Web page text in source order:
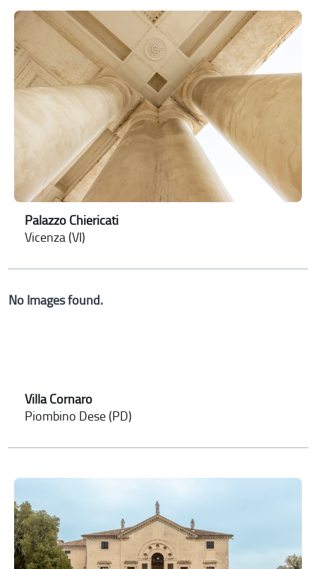
Palazzo Chiericati
Vicenza (VI)
No Images found.
Villa Cornaro
Piombino Dese (PD)